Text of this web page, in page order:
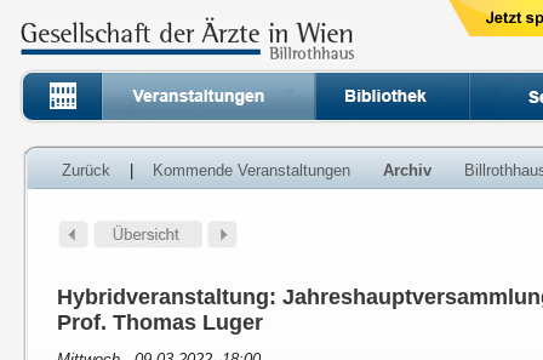
Zurück Kommende Veranstaltungen Archiv
Hybridveranstaltung:
Prof. Thomas Luger